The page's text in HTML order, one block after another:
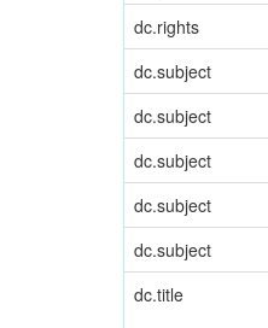
dc.rights
dc.subject
dc.subject
dc.subject
dc.subject
dc.subject
dc.title